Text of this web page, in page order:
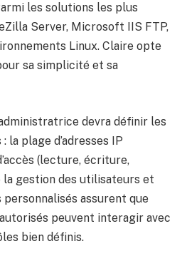
les solutions les plus
Server, Microsoft IIS FTP,
Linux. Claire opte
sa simplicité et sa
devra définir les
la plage d’adresses IP
(lecture, écriture,
la gestion des utilisateurs et
assurent que
peuvent interagir avec
bien définis.